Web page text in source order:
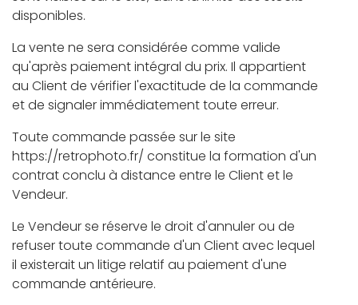
disponibles.
La vente ne sera considérée comme valide
qu'après paiement intégral du prix. Il appartient
au Client de vérifier l'exactitude de la commande
et de signaler immédiatement toute erreur.
Toute commande passée sur le site
https://retrophoto.fr/ constitue la formation d'un
contrat conclu à distance entre le Client et le
Vendeur.
Le Vendeur se réserve le droit d'annuler ou de
refuser toute commande d'un Client avec lequel
il existerait un litige relatif au paiement d'une
commande antérieure.